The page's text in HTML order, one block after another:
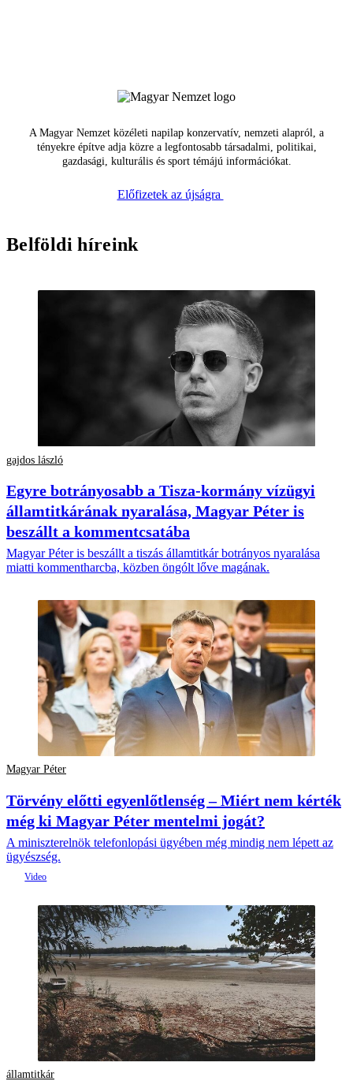
A Magyar Nemzet közéleti napilap konzervatív, nemzeti alapról, a
tényekre építve adja közre a legfontosabb társadalmi, politikai,
gazdasági, kulturális és sport témájú információkat.
Előfizetek az újságra
Belföldi híreink
gajdos lászló
Egyre botrányosabb a Tisza-kormány vízügyi
államtitkárának nyaralása, Magyar Péter is
beszállt a kommentcsatába
Magyar Péter is beszállt a tiszás államtitkár botrányos nyaralása
miatti kommentharcba, közben öngólt lőve magának.
Magyar Péter
Törvény előtti egyenlőtlenség – Miért nem kérték
még ki Magyar Péter mentelmi jogát?
A miniszterelnök telefonlopási ügyében még mindig nem lépett az
ügyészség.
államtitkár